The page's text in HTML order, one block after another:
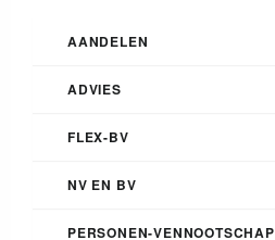
AANDELEN
ADVIES
FLEX-BV
NV EN BV
PERSONEN-VENNOOTSCHAP